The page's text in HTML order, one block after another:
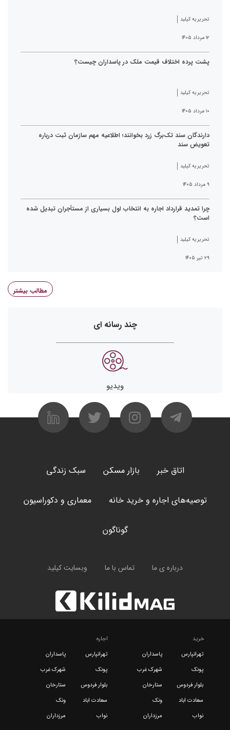
تحریریه کیلید
۱۲ مرداد ۱۴۰۵
پشت پرده اختلاف قیمت ملک در پاسداران چیست؟
تحریریه کیلید
۱۰ مرداد ۱۴۰۵
دارندگان سند تک‌برگ زرد بخوانند؛ اطلاعیه مهم سازمان ثبت درباره
تعویض سند
تحریریه کیلید
۹ مرداد ۱۴۰۵
چرا تمدید قرارداد اجاره به انتخاب اول بسیاری از مستأجران تبدیل شده
است؟
تحریریه کیلید
۲۹ تیر ۱۴۰۵
مطالب بیشتر
چند رسانه ای
ویدیو
اتاق خبر بازار مسکن سبک زندگی
توصیه‌های اجاره و خرید خانه معماری و دکوراسیون
گوناگون
درباره ی ما تماس با ما وبسایت کیلید
خرید
تهرانپارس
پاسداران
پونک
شهرک غرب
بلوار فردوس
ستارخان
سعادت اباد
ونک
نواب
مرزداران
اجاره
تهرانپارس
پاسداران
پونک
شهرک غرب
بلوار فردوس
ستارخان
سعادت اباد
ونک
نواب
مرزداران